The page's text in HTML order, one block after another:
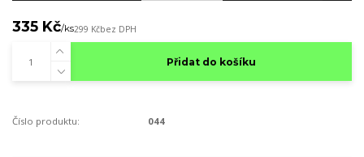
335 Kč/ks299 Kčbez DPH
Přidat do košíku
Číslo produktu: 044